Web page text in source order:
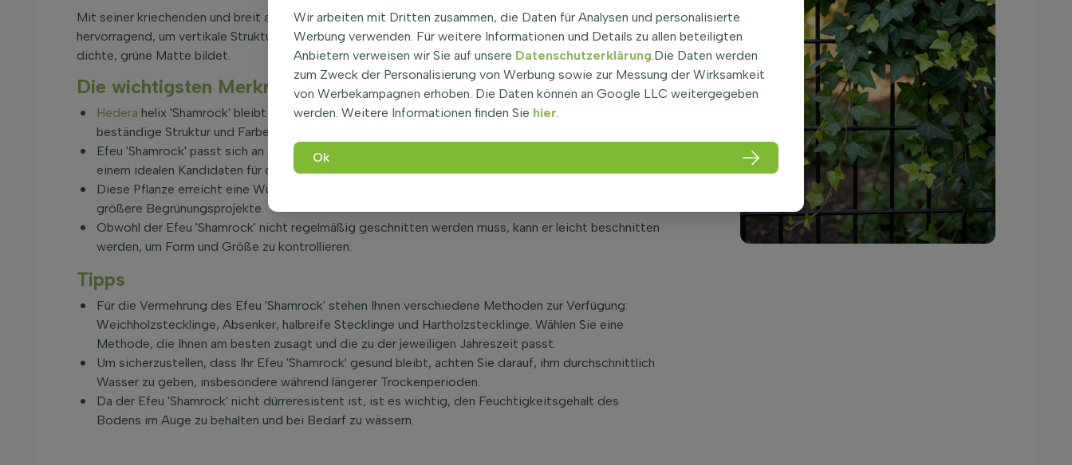
Mit seiner kriechenden und breit ausladenden Wuchsform eignet sich dieser immergrüne Efeu
hervorragend, um vertikale Strukturen zu bewachsen oder als Bodendecker zu dienen, indem er eine
dichte, grüne Matte bildet.
Die wichtigsten Merkmale des Hedera helix 'Shamrock'
Hedera helix 'Shamrock' bleibt das ganze Jahr über grün und verleiht so Ihrem Garten eine
beständige Struktur und Farbe.
Efeu 'Shamrock' passt sich an alle gut durchlässigen Bodensorten an und ist pflegeleicht, was ihn zu
einem idealen Kandidaten für die verschiedensten Standorte macht.
Diese Pflanze erreicht eine Wuchshöhe von bis zu 2,5 Metern und eignet sich daher auch für
größere Begrünungsprojekte.
Obwohl der Efeu 'Shamrock' nicht regelmäßig geschnitten werden muss, kann er leicht beschnitten
werden, um Form und Größe zu kontrollieren.
Tipps
Für die Vermehrung des Efeu 'Shamrock' stehen Ihnen verschiedene Methoden zur Verfügung:
Weichholzstecklinge, Absenker, halbreife Stecklinge und Hartholzstecklinge. Wählen Sie eine
Methode, die Ihnen am besten zusagt und die zu der jeweiligen Jahreszeit passt.
Um sicherzustellen, dass Ihr Efeu 'Shamrock' gesund bleibt, achten Sie darauf, ihm durchschnittlich
Wasser zu geben, insbesondere während längerer Trockenperioden.
Da der Efeu 'Shamrock' nicht dürreresistent ist, ist es wichtig, den Feuchtigkeitsgehalt des
Bodens im Auge zu behalten und bei Bedarf zu wässern.
Wir arbeiten mit Dritten zusammen, die Daten für Analysen und personalisierte
Werbung verwenden. Für weitere Informationen und Details zu allen beteiligten
Anbietern verweisen wir Sie auf unsere Datenschutzerklärung.Die Daten werden
zum Zweck der Personalisierung von Werbung sowie zur Messung der Wirksamkeit
von Werbekampagnen erhoben. Die Daten können an Google LLC weitergegeben
werden. Weitere Informationen finden Sie hier.
Ok